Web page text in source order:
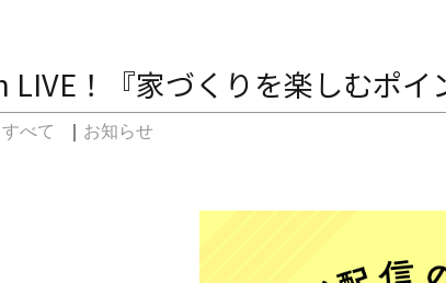
LIVE！『家づくりを楽しむポイ
すべて お知らせ